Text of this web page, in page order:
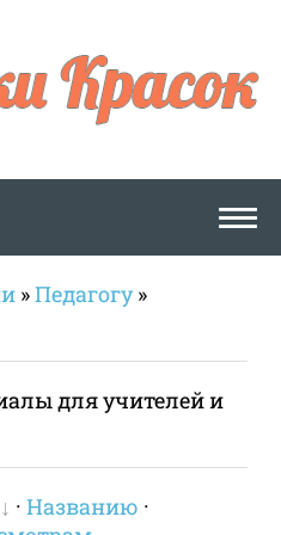
»Педагогу»
для учителей и
· Названию ·